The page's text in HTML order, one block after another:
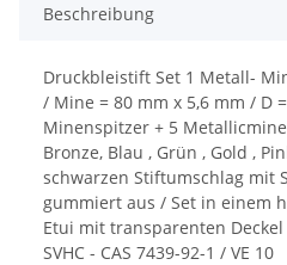
Beschreibung
Druckbleistift Set 1 Metall-
/ Mine = 80 mm x 5,6 mm / D
Minenspitzer + 5
Bronze, Blau , Grün , Gold ,
schwarzen Stiftumschlag mit
gummiert aus / Set in einem
Etui mit transparenten
SVHC - CAS 7439-92-1 / VE 10